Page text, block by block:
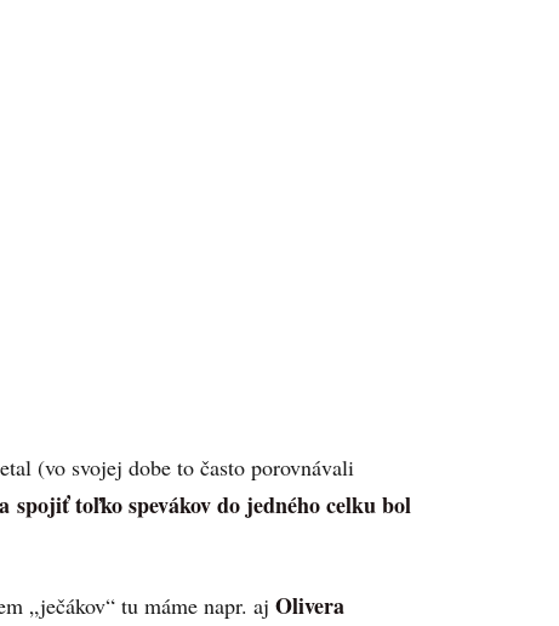
(vo svojej dobe to často porovnávali
spojiť toľko spevákov do jedného celku bol
„ječákov“ tu máme napr. aj Olivera